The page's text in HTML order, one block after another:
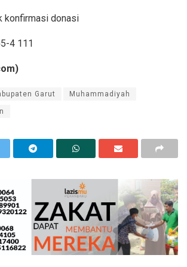
konfirmasi donasi
4 111
Garut Muhammadiyah